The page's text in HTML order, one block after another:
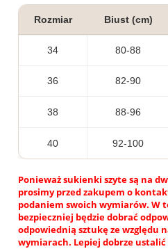
Rozmiar Biust (cm)
34 80-88
36 82-90
38 88-96
40 92-100
Ponieważ sukienki szyte są na
prosimy przed zakupem o
podaniem swoich wymiarów. W
bezpieczniej będzie dobrać
odpowiednią sztukę ze względu
wymiarach. Lepiej dobrze